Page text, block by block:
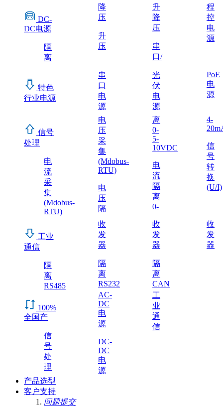
DC-
DC电源
隔
离
降
压
升
压
升
降
压
串
口/
程
控
电
源
特色
行业电源
串
口
电
源
光
伏
电
源
PoE
电
源
信号
处理
电
流
采
集
(Mdobus-
RTU)
电
压
采
集
(Mdobus-
RTU)
电
压
隔
离
0-
5-
10VDC
电
流
隔
离
0-
4-
信
号
转
换
(U/I)
工业
通信
隔
离
RS485
收
发
器
隔
离
RS232
收
发
器
隔
离
CAN
收
发
器
100%
全国产
信
号
处
理
AC-
DC
电
源
DC-
DC
电
源
工
业
通
信
产品选型
客户支持
问题提交